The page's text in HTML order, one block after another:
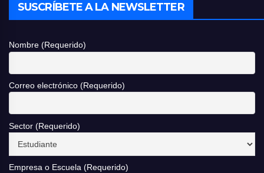
SUSCRÍBETE A LA NEWSLETTER
Nombre (Requerido)
Correo electrónico (Requerido)
Sector (Requerido)
Empresa o Escuela (Requerido)